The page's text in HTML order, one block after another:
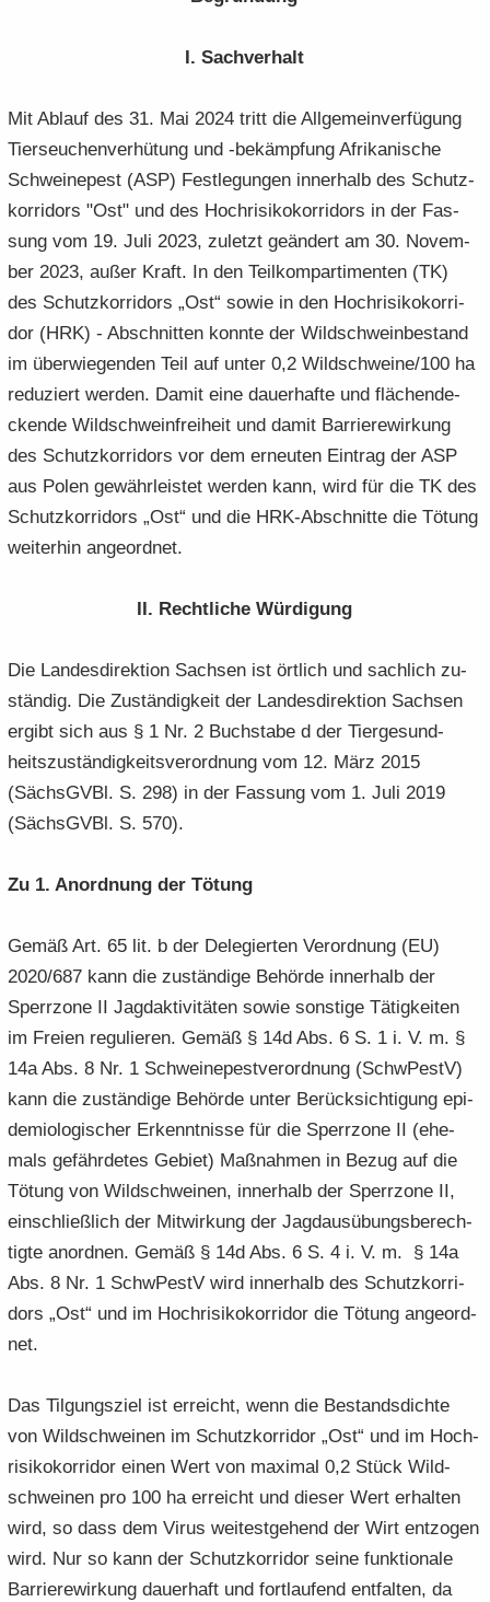
I. Sach­ver­halt
Mit Ab­lauf des 31. Mai 2024 tritt die All­ge­mein­ver­fü­gung
Tier­seu­chen­ver­hü­tung und -​bekämpfung Afri­ka­ni­sche
Schwei­ne­pest (ASP) Fest­le­gun­gen in­ner­halb des Schutz­
kor­ri­dors "Ost" und des Hoch­ri­si­ko­kor­ri­dors in der Fas­
sung vom 19. Juli 2023, zu­letzt ge­än­dert am 30. No­vem­
ber 2023, außer Kraft. In den Teil­kom­par­ti­men­ten (TK)
des Schutz­kor­ri­dors „Ost“ sowie in den Hoch­ri­si­ko­kor­ri­
dor (HRK) - Ab­schnit­ten konn­te der Wild­schwein­be­stand
im über­wie­gen­den Teil auf unter 0,2 Wild­schwei­ne/100 ha
re­du­ziert wer­den. Damit eine dau­er­haf­te und flä­chen­de­
cken­de Wild­schwein­frei­heit und damit Bar­rie­re­wir­kung
des Schutz­kor­ri­dors vor dem er­neu­ten Ein­trag der ASP
aus Polen ge­währ­leis­tet wer­den kann, wird für die TK des
Schutz­kor­ri­dors „Ost“ und die HRK-​Abschnitte die Tö­tung
wei­ter­hin an­ge­ord­net.
II. Recht­li­che Wür­di­gung
Die Lan­des­di­rek­ti­on Sach­sen ist ört­lich und sach­lich zu­
stän­dig. Die Zu­stän­dig­keit der Lan­des­di­rek­ti­on Sach­sen
er­gibt sich aus § 1 Nr. 2 Buch­sta­be d der Tier­ge­sund­
heits­zu­stän­dig­keits­ver­ord­nung vom 12. März 2015
(Sächs­GVBl. S. 298) in der Fas­sung vom 1. Juli 2019
(Sächs­GVBl. S. 570).
Zu 1. An­ord­nung der Tö­tung
Gemäß Art. 65 lit. b der De­le­gier­ten Ver­ord­nung (EU)
2020/687 kann die zu­stän­di­ge Be­hör­de in­ner­halb der
Sperr­zo­ne II Jagd­ak­ti­vi­tä­ten sowie sons­ti­ge Tä­tig­kei­ten
im Frei­en re­gu­lie­ren. Gemäß § 14d Abs. 6 S. 1 i. V. m. §
14a Abs. 8 Nr. 1 Schwei­ne­pest­ver­ord­nung (SchwPestV)
kann die zu­stän­di­ge Be­hör­de unter Be­rück­sich­ti­gung epi­
de­mio­lo­gi­scher Er­kennt­nis­se für die Sperr­zo­ne II (ehe­
mals ge­fähr­de­tes Ge­biet) Maß­nah­men in Bezug auf die
Tö­tung von Wild­schwei­nen, in­ner­halb der Sperr­zo­ne II,
ein­schließ­lich der Mit­wir­kung der Jagd­aus­übungs­be­rech­
tig­te an­ord­nen. Gemäß § 14d Abs. 6 S. 4 i. V. m. § 14a
Abs. 8 Nr. 1 SchwPestV wird in­ner­halb des Schutz­kor­ri­
dors „Ost“ und im Hoch­ri­si­ko­kor­ri­dor die Tö­tung an­ge­ord­
net.
Das Til­gungs­ziel ist er­reicht, wenn die Be­stands­dich­te
von Wild­schwei­nen im Schutz­kor­ri­dor „Ost“ und im Hoch­
ri­si­ko­kor­ri­dor einen Wert von ma­xi­mal 0,2 Stück Wild­
schwei­nen pro 100 ha er­reicht und die­ser Wert er­hal­ten
wird, so dass dem Virus wei­test­ge­hend der Wirt ent­zo­gen
wird. Nur so kann der Schutz­kor­ri­dor seine funk­tio­na­le
Bar­rie­re­wir­kung dau­er­haft und fort­lau­fend ent­fal­ten, da